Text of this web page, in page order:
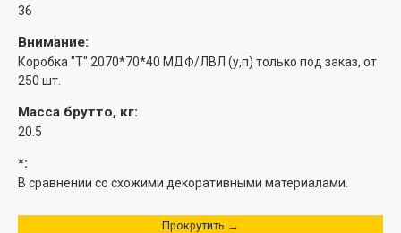
36
Внимание:
Коробка "Т" 2070*70*40 МДФ/ЛВЛ (у,п) только под заказ, от
250 шт.
Масса брутто, кг:
20.5
*:
В сравнении со схожими декоративными материалами.
Прокрутить →